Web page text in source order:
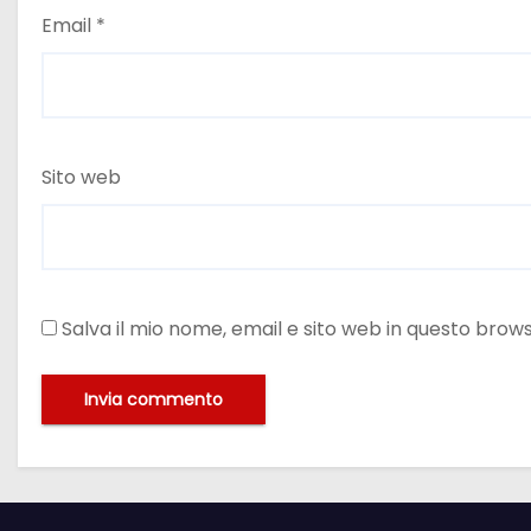
Email *
Sito web
Salva il mio nome, email e sito web in questo